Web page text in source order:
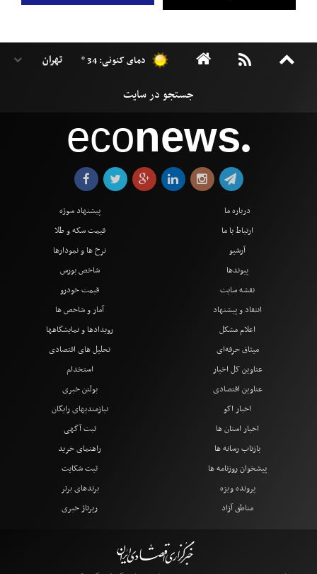
دمای کنونی: 34 °
econews●
درباره ما
ارتباط با ما
آرشیو
پیوندها
نقشه سایت
انتقاد و پیشنهاد
اعلام مشکل
میثاق حرفه‌ای
پیشنهاد سوژه
قیمت سکه و طلا
نرخ ها و نمودارها
شاخص بورس
قیمت خودرو
آمار و شاخص ها
رویدادها و نمایشگاهها
تحلیل های اقتصادی
عناوین کل اخبار
عناوین اقتصادی
اخبار اکو
اخبار استان ها
بازتاب رسانه ها
پیشخوان روزنامه ها
پرونده ویژه
مناطق آزاد
استخدام
بولتن خبری
نیازمندیهای رایگان
ثبت آگهی
راهنمای خرید
ثبت شکایت
برندهای برتر
رپرتاژ خبری